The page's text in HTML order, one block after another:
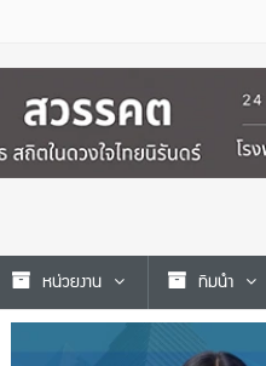
หน่วยงาน ทีมนำ